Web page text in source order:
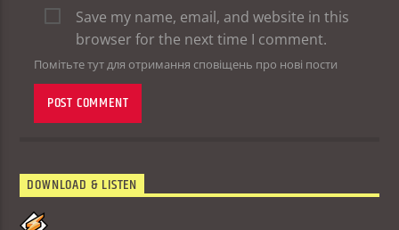
Save my name, email, and website in this
browser for the next time I comment.
Помітьте тут для отримання сповіщень про нові пости
DOWNLOAD & LISTEN